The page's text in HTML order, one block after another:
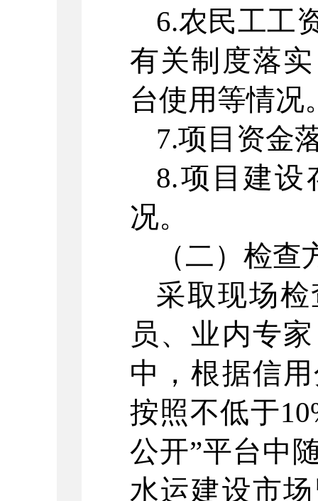
6.农民工工
有关制度落
台使用等情况
7.项目资金
8.项目建设
况。
（二）检查
采取现场
员、业内专
中，根据信
按照不低于
公开”平台中
水运建设市